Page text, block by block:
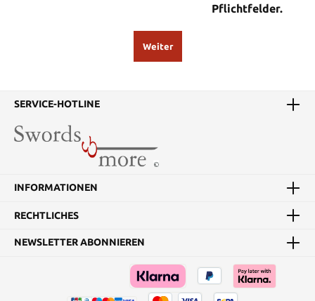
Pflichtfelder.
Weiter
SERVICE-HOTLINE
INFORMATIONEN
RECHTLICHES
NEWSLETTER ABONNIEREN